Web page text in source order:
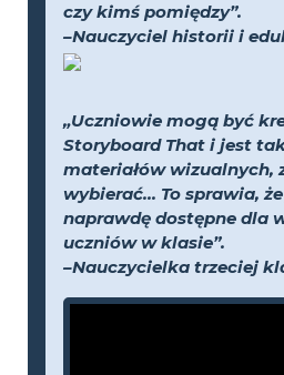
czy kimś pomiędzy”.
–Nauczyciel historii i
„Uczniowie mogą być
Storyboard That i jest
materiałów wizualnych,
wybierać... To sprawia,
naprawdę dostępne dla
uczniów w klasie”.
–Nauczycielka trzeciej